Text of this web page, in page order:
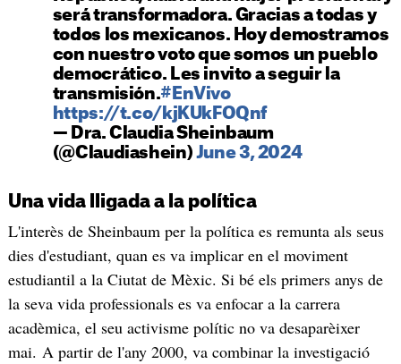
será transformadora. Gracias a todas y
todos los mexicanos. Hoy demostramos
con nuestro voto que somos un pueblo
democrático. Les invito a seguir la
transmisión.#EnVivo
https://t.co/kjKUkFOQnf
— Dra. Claudia Sheinbaum
(@Claudiashein) June 3, 2024
Una vida lligada a la política
L'interès de Sheinbaum per la política es remunta als seus
dies d'estudiant, quan es va implicar en el moviment
estudiantil a la Ciutat de Mèxic. Si bé els primers anys de
la seva vida professionals es va enfocar a la carrera
acadèmica, el seu activisme polític no va desaparèixer
mai. A partir de l'any 2000, va combinar la investigació